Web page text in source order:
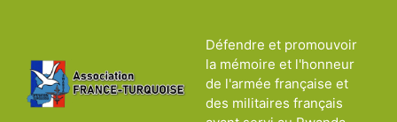
Défendre et promouvoir
la mémoire et l'honneur
de l'armée française et
des militaires français